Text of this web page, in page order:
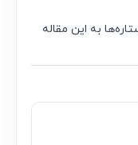
به این مقاله